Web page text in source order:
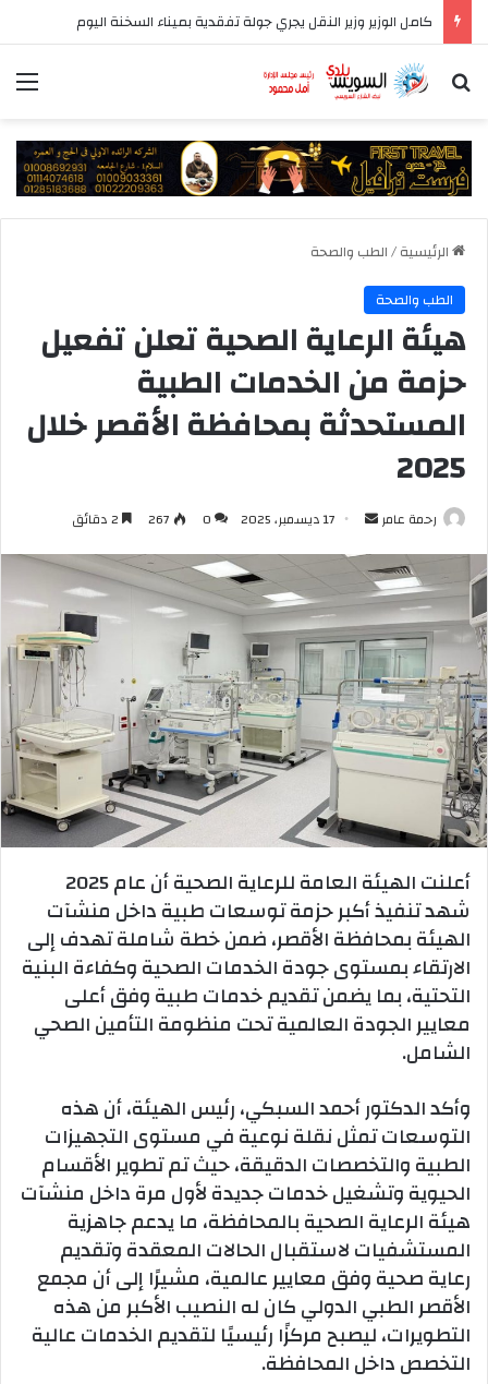
كامل الوزير وزير النقل يجري جولة تفقدية بميناء السخنة اليوم
بحث عن
الرئيسية/الطب والصحة
الطب والصحة
هيئة الرعاية الصحية تعلن تفعيل
حزمة من الخدمات الطبية
المستحدثة بمحافظة الأقصر خلال
2025
رحمة عامر
أرسل
إلكترونيا
17 ديسمبر، 2025 0
267
أعلنت الهيئة العامة للرعاية الصحية أن عام 2025
شهد تنفيذ أكبر حزمة توسعات طبية داخل منشآت
الهيئة بمحافظة الأقصر، ضمن خطة شاملة تهدف إلى
الارتقاء بمستوى جودة الخدمات الصحية وكفاءة البنية
التحتية، بما يضمن تقديم خدمات طبية وفق أعلى
معايير الجودة العالمية تحت منظومة التأمين الصحي
الشامل.
وأكد الدكتور أحمد السبكي، رئيس الهيئة، أن هذه
التوسعات تمثل نقلة نوعية في مستوى التجهيزات
الطبية والتخصصات الدقيقة، حيث تم تطوير الأقسام
الحيوية وتشغيل خدمات جديدة لأول مرة داخل منشآت
هيئة الرعاية الصحية بالمحافظة، ما يدعم جاهزية
المستشفيات لاستقبال الحالات المعقدة وتقديم
رعاية صحية وفق معايير عالمية، مشيرًا إلى أن مجمع
الأقصر الطبي الدولي كان له النصيب الأكبر من هذه
التطويرات، ليصبح مركزًا رئيسيًا لتقديم الخدمات عالية
التخصص داخل المحافظة.